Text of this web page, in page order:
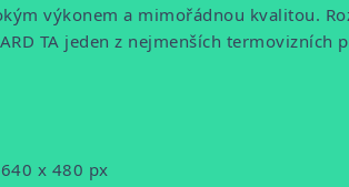
výkonem a mimořádnou kvalitou.
TA jeden z nejmenších termovizních
x 480 px